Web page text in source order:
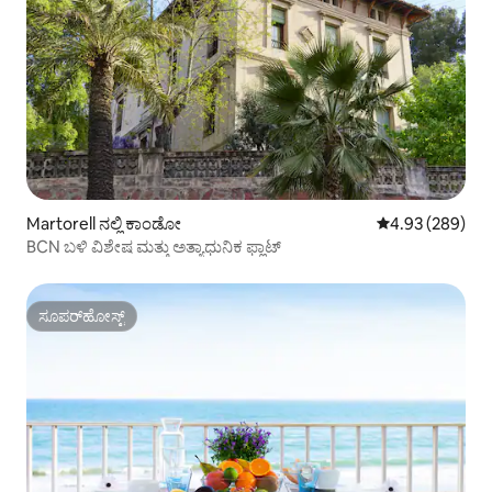
Martorell ನಲ್ಲಿ ಕಾಂಡೋ 5 ರಲ್ಲಿ 4.93
4.93 (289)
BCN ಬಳಿ ವಿಶೇಷ ಮತ್ತು ಅತ್ಯಾಧುನಿಕ ಫ್ಲಾಟ್
ಸೂಪರ್‌ಹೋಸ್ಟ್
ಸೂಪರ್‌ಹೋಸ್ಟ್